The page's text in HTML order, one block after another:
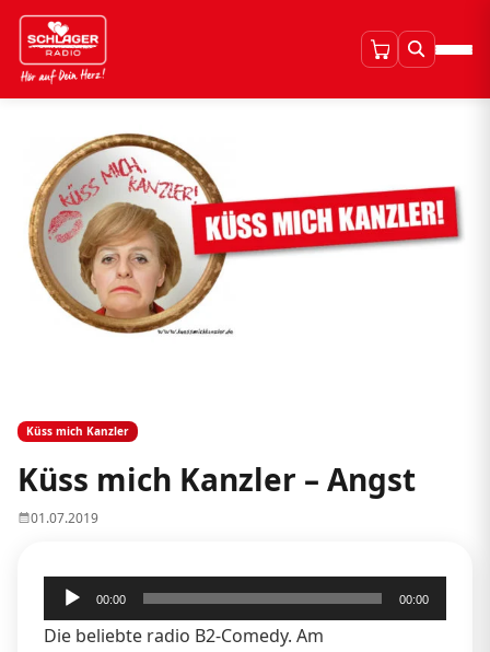
Küss mich Kanzler
Küss mich Kanzler – Angst
01.07.2019
Audio-
Player
00:00 00:00
Die beliebte radio B2-Comedy. Am